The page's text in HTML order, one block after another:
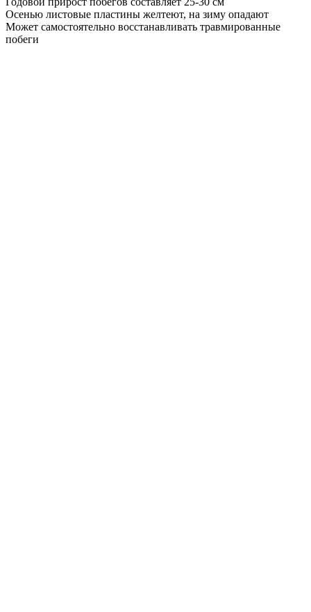
Осенью листовые пластины желтеют, на зиму опадают
Может самостоятельно восстанавливать травмированные
побеги